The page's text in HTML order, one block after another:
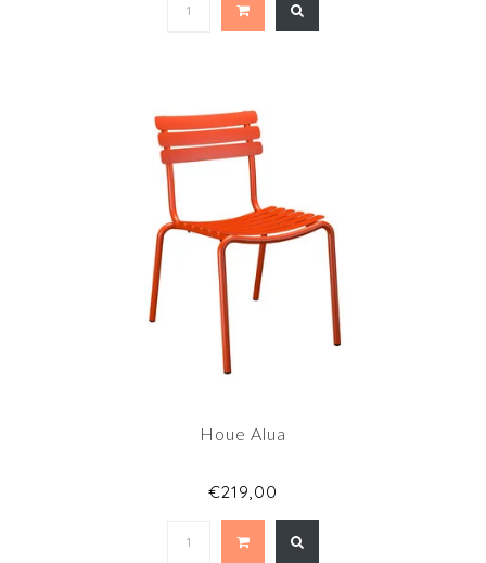
Houe Alua
€219,00